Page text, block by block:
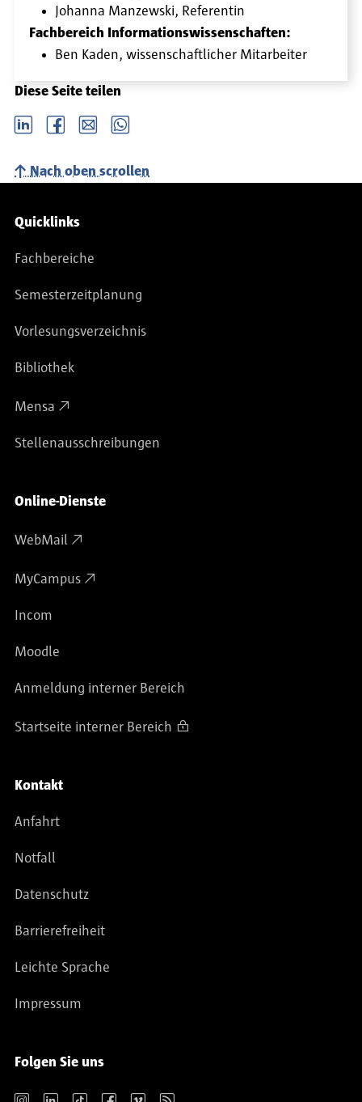
Johanna Manzewski, Referentin
Fachbereich Informationswissenschaften:
Ben Kaden, wissenschaftlicher Mitarbeiter
Diese Seite teilen
LinkedIn Facebook email Whatsapp
Nach oben scrollen
Service-Navigation
Quicklinks
Fachbereiche
Semesterzeitplanung
Vorlesungsverzeichnis
Bibliothek
Mensa
Stellenausschreibungen
Online-Dienste
WebMail
MyCampus
Incom
Moodle
Anmeldung interner Bereich
Startseite interner Bereich
Kontakt
Anfahrt
Notfall
Datenschutz
Barrierefreiheit
Leichte Sprache
Impressum
Folgen Sie uns
Instagram LinkedIn TikTok Facebook Vimeo RSS